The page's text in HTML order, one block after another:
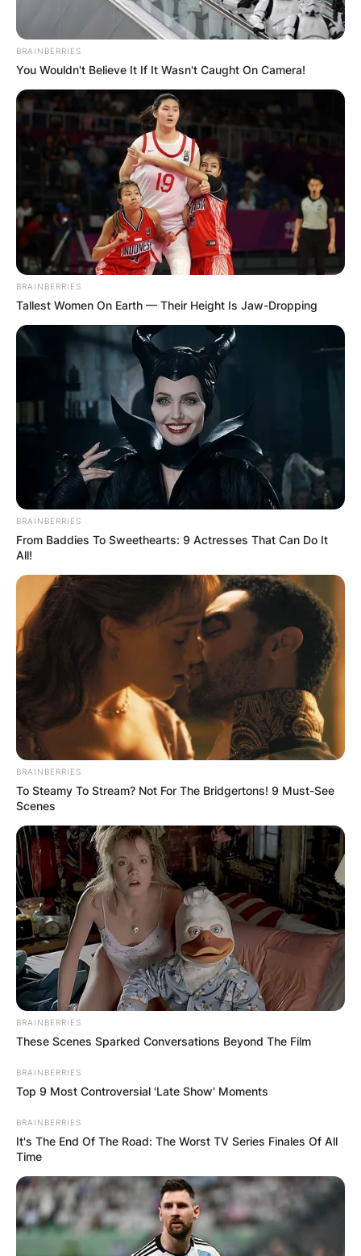
BRAINBERRIES
You Wouldn't Believe It If It Wasn't Caught On Camera!
BRAINBERRIES
Tallest Women On Earth — Their Height Is Jaw-Dropping
BRAINBERRIES
From Baddies To Sweethearts: 9 Actresses That Can Do It
All!
BRAINBERRIES
To Steamy To Stream? Not For The Bridgertons! 9 Must-See
Scenes
BRAINBERRIES
These Scenes Sparked Conversations Beyond The Film
BRAINBERRIES
Top 9 Most Controversial 'Late Show' Moments
BRAINBERRIES
It's The End Of The Road: The Worst TV Series Finales Of All
Time